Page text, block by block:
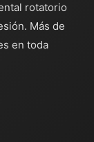
rotatorio
Más de
en toda